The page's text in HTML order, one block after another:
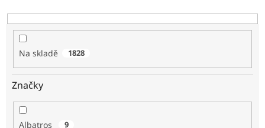
Na skladě 1828
Značky
Albatros 9